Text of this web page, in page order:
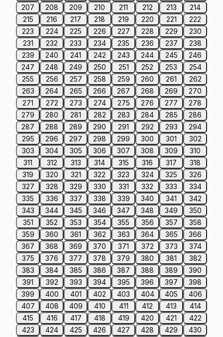
207
208 209 210 211 212 213
214
215
216 217 218 219 220 221
222
223
224 225 226 227 228 229
230
231
232 233 234 235 236 237
238
239
240 241 242 243 244 245
246
247
248 249 250 251 252 253
254
255
256 257 258 259 260 261
262
263
264 265 266 267 268 269
270
271
272 273 274 275 276 277
278
279
280 281 282 283 284 285
286
287
288 289 290 291 292 293
294
295
296 297 298 299 300 301
302
303
304 305 306 307 308 309
310
311
312 313 314 315 316 317
318
319
320 321 322 323 324 325
326
327
328 329 330 331 332 333
334
335
336 337 338 339 340 341
342
343
344 345 346 347 348 349
350
351
352 353 354 355 356 357
358
359
360 361 362 363 364 365
366
367
368 369 370 371 372 373
374
375
376 377 378 379 380 381
382
383
384 385 386 387 388 389
390
391
392 393 394 395 396 397
398
399
400 401 402 403 404 405
406
407
408 409 410 411 412 413
414
415
416 417 418 419 420 421
422
423
424 425 426 427 428 429 430